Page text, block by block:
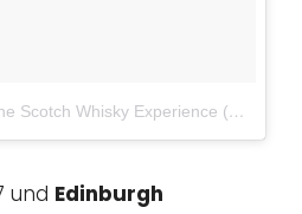
Ein Beitrag geteilt von The Scotch Whisky Experience (@scotchwhiskyexp)
und Edinburgh